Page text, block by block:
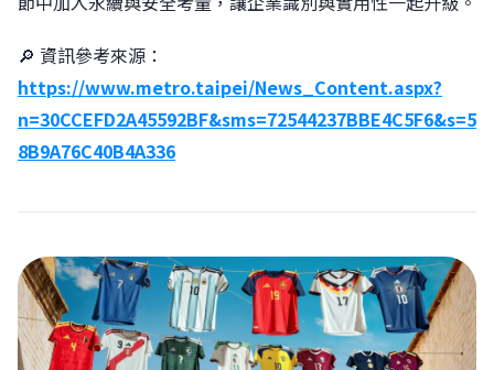
🔎 資訊參考來源：
https://www.metro.taipei/News_Content.aspx?
n=30CCEFD2A45592BF&sms=72544237BBE4C5F6&s=5
8B9A76C40B4A336